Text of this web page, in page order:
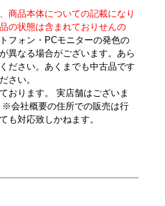
商品本体についての記載になり
の状態は含まれておりせんの
フォン・PCモニターの発色の
異なる場合がございます。あら
ださい。あくまでも中古品です
さい。
おります。 実店舗はございま
会社概要の住所での販売は行
も対応致しかねます。